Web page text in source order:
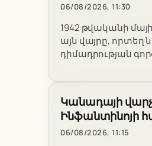
06/08/2026, 11:30
1942 թվականի
այն վայրը,
դիմադրության
Կանադայի
Ինֆանտինոյի
06/08/2026, 11:15